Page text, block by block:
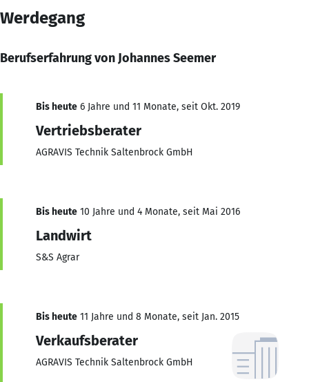
Werdegang
Berufserfahrung von Johannes Seemer
Bis heute 6 Jahre und 11 Monate, seit Okt. 2019
Vertriebsberater
AGRAVIS Technik Saltenbrock GmbH
Bis heute 10 Jahre und 4 Monate, seit Mai 2016
Landwirt
S&S Agrar
Bis heute 11 Jahre und 8 Monate, seit Jan. 2015
Verkaufsberater
AGRAVIS Technik Saltenbrock GmbH